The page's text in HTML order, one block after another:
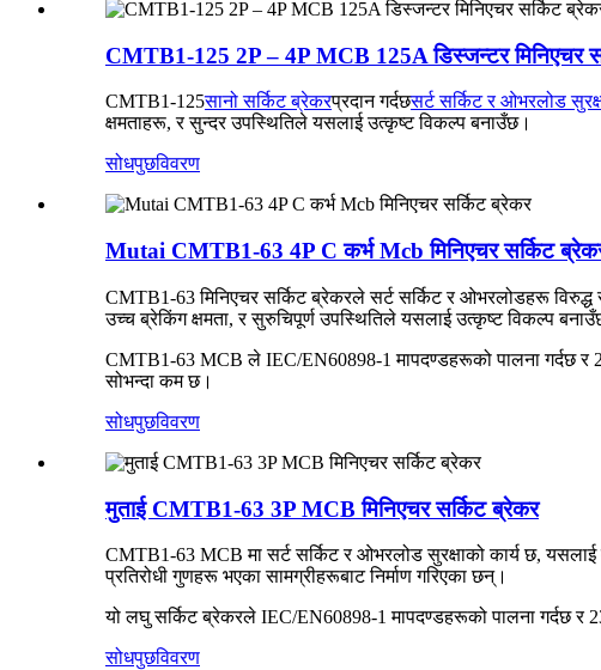
CMTB1-125 2P – 4P MCB 125A डिस्जन्टर मिनिएचर
CMTB1-125सानो सर्किट ब्रेकरप्रदान गर्दछसर्ट सर्किट र ओभरलोड
क्षमताहरू, र सुन्दर उपस्थितिले यसलाई उत्कृष्ट विकल्प बनाउँछ।
सोधपुछविवरण
Mutai CMTB1-63 4P C कर्भ Mcb मिनिएचर सर्किट
CMTB1-63 मिनिएचर सर्किट ब्रेकरले सर्ट सर्किट र ओभरलोडहरू विरुद्ध
उच्च ब्रेकिंग क्षमता, र सुरुचिपूर्ण उपस्थितिले यसलाई उत्कृष्ट विकल्प
CMTB1-63 MCB ले IEC/EN60898-1 मापदण्डहरूको पालना गर्दछ
सोभन्दा कम छ।
सोधपुछविवरण
मुताई CMTB1-63 3P MCB मिनिएचर सर्किट ब्रेकर
CMTB1-63 MCB मा सर्ट सर्किट र ओभरलोड सुरक्षाको कार्य छ, यसलाई
प्रतिरोधी गुणहरू भएका सामग्रीहरूबाट निर्माण गरिएका छन्।
यो लघु सर्किट ब्रेकरले IEC/EN60898-1 मापदण्डहरूको पालना गर्दछ
सोधपुछविवरण